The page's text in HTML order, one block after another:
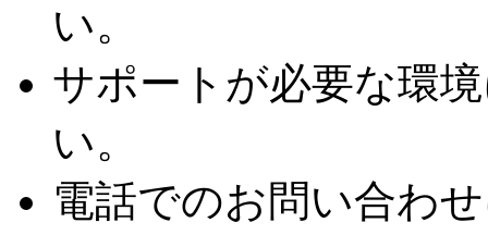
い。
サポートが必要な環
い。
電話でのお問い合わ